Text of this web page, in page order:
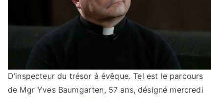
D’inspecteur du trésor à évêque. Tel est le parcours
de Mgr Yves Baumgarten, 57 ans, désigné mercredi